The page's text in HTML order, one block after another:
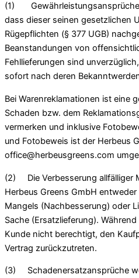
(1) Gewährleistungsansprüche
dass dieser seinen gesetzlichen
Rügepflichten (§ 377 UGB)
Beanstandungen von
Fehllieferungen sind
sofort nach deren
Bei Warenreklamationen ist eine
Schaden bzw. dem
vermerken und inklusive
und Fotobeweis ist der Herbeus
office@herbeusgreens.com
(2) Die Verbesserung allfälliger
Herbeus Greens GmbH
Mangels (Nachbesserung) oder
Sache (Ersatzlieferung).
Kunde nicht berechtigt, den
Vertrag zurückzutreten.
(3) Schadenersatzansprüche